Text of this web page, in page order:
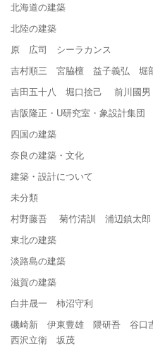
北海道の建築
北陸の建築
原 広司 シーラカンス
吉村順三 宮脇檀 益子義弘 堀
吉田五十八 堀口捨己 前川國
吉阪隆正・U研究室・象設計集団
四国の建築
奈良の建築・文化
建築・設計について
未分類
村野藤吾 菊竹清訓 浦辺鎮太
東北の建築
淡路島の建築
滋賀の建築
白井晟一 柿沼守利
磯崎新 伊東豊雄 隈研吾 谷
西沢立衛 坂茂